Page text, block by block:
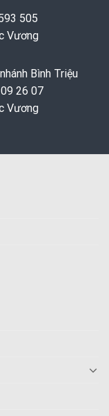
505
Vương
Bình Triệu
26 07
Vương